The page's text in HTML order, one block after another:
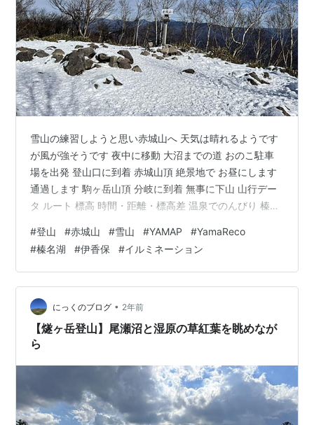
雪山の練習しようと思い赤城山へ 天気は晴れるようです
が風が強そうです 夜中に移動 大沼までの道 おのこ駐車
場を出発 登山口に到着 赤城山頂 絶景地で お昼にします
通過します 駒ヶ岳山頂 分岐に到着 無事に下山 山行デー
タ ルート 標高 時間・距離・標高差 温泉でのんびり 榛名
冷えました。。。 夜中に移動 朝の移動を楽にするために
前日に移動して仮眠します 大沼までの道 朝ごはんを食べ
てから赤城山に移動します カルデラ内の大沼に下る道は
少し積雪がありましたが スタッドレスタイヤであれば問
題なく走れる状況でした おのこ駐車場を出発 少し到着
が…
#登山 #赤城山 #雪山 #YAMAP #YamaReco
#榛名湖 #伊香保 #イルミネーション
にっくのブログ • 2年前
【燧ヶ岳登山】尾瀬沼と湿原の草紅葉を眺めなが
ら